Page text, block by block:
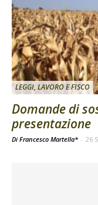
LEGGI, LAVORO E FISCO
Domande di
presentazione
Di Francesco Martella* - 26